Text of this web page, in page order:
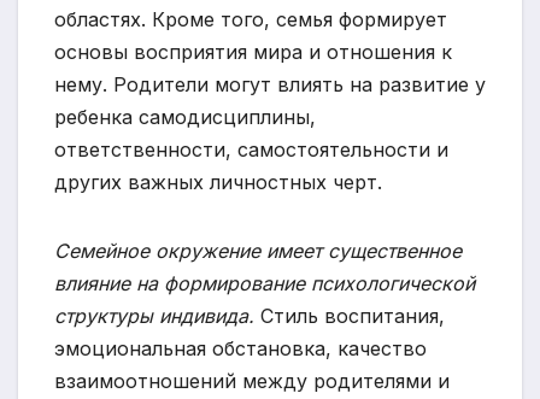
областях. Кроме того, семья формирует
основы восприятия мира и отношения к
нему. Родители могут влиять на развитие у
ребенка самодисциплины,
ответственности, самостоятельности и
других важных личностных черт.
Семейное окружение имеет существенное
влияние на формирование психологической
структуры индивида. Стиль воспитания,
эмоциональная обстановка, качество
взаимоотношений между родителями и